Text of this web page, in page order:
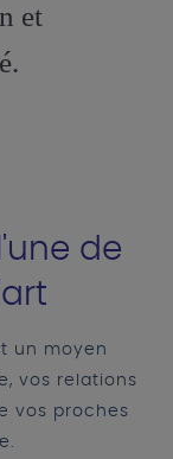
et
de
un moyen
vos relations
vos proches